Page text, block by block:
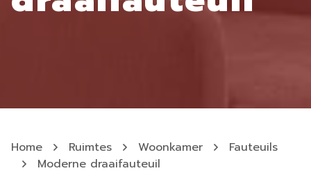
Home Ruimtes Woonkamer
Fauteuils
Moderne draaifauteuil